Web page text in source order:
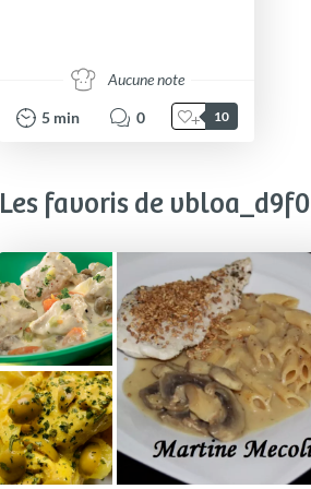
Aucune note
5 min 0 10
Les favoris de vbloa_d9f0